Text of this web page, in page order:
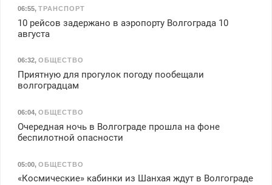
06:55, ТРАНСПОРТ
10 рейсов задержано в аэропорту Волгограда 10
августа
06:32, ОБЩЕСТВО
Приятную для прогулок погоду пообещали
волгоградцам
06:04, ОБЩЕСТВО
Очередная ночь в Волгограде прошла на фоне
беспилотной опасности
05:00, ОБЩЕСТВО
«Космические» кабинки из Шанхая ждут в Волгограде